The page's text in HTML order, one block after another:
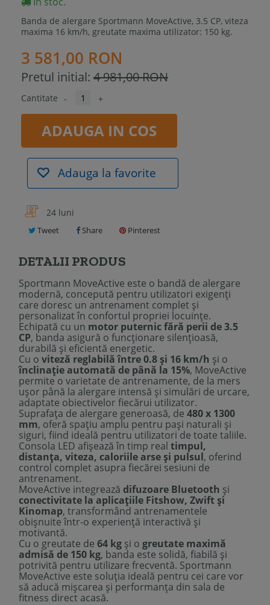
Banda de alergare Sportmann MoveActive, 3.5 CP, viteza
maxima 16 km/h, greutate maxima utilizator: 150 kg.
3 581,00 RON
Pretul initial: 4 981,00 RON
Cantitate - +
ADAUGA IN COS
Adauga la favorite
24 luni
Tweet Share Pinterest
DETALII PRODUS
Sportmann MoveActive este o bandă de alergare
modernă, concepută pentru utilizatori exigenți
care doresc un antrenament complet și
personalizat în confortul propriei locuințe.
Echipată cu un motor puternic fără perii de 3.5
CP, banda asigură o funcționare silențioasă,
durabilă și eficientă energetic.
Cu o viteză reglabilă între 0.8 și 16 km/h și o
înclinație automată de până la 15%, MoveActive
permite o varietate de antrenamente, de la mers
ușor până la alergare intensă și simulări de urcare,
adaptate obiectivelor fiecărui utilizator.
Suprafața de alergare generoasă, de 480 x 1300
mm, oferă spațiu amplu pentru pași naturali și
siguri, fiind ideală pentru utilizatori de toate taliile.
Consola LED afișează în timp real timpul,
distanța, viteza, caloriile arse și pulsul, oferind
control complet asupra fiecărei sesiuni de
antrenament.
MoveActive integrează difuzoare Bluetooth și
conectivitate la aplicațiile Fitshow, Zwift și
Kinomap, transformând antrenamentele
obișnuite într-o experiență interactivă și
motivantă.
Cu o greutate de 64 kg și o greutate maximă
admisă de 150 kg, banda este solidă, fiabilă și
potrivită pentru utilizare frecventă. Sportmann
MoveActive este soluția ideală pentru cei care vor
să aducă mișcarea și performanța din sala de
fitness direct acasă.